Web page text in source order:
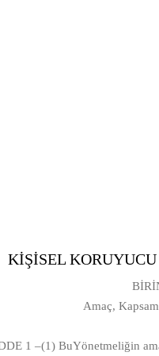
KİŞİSEL
Amaç,
1 –(1) BuYönetmeliğin